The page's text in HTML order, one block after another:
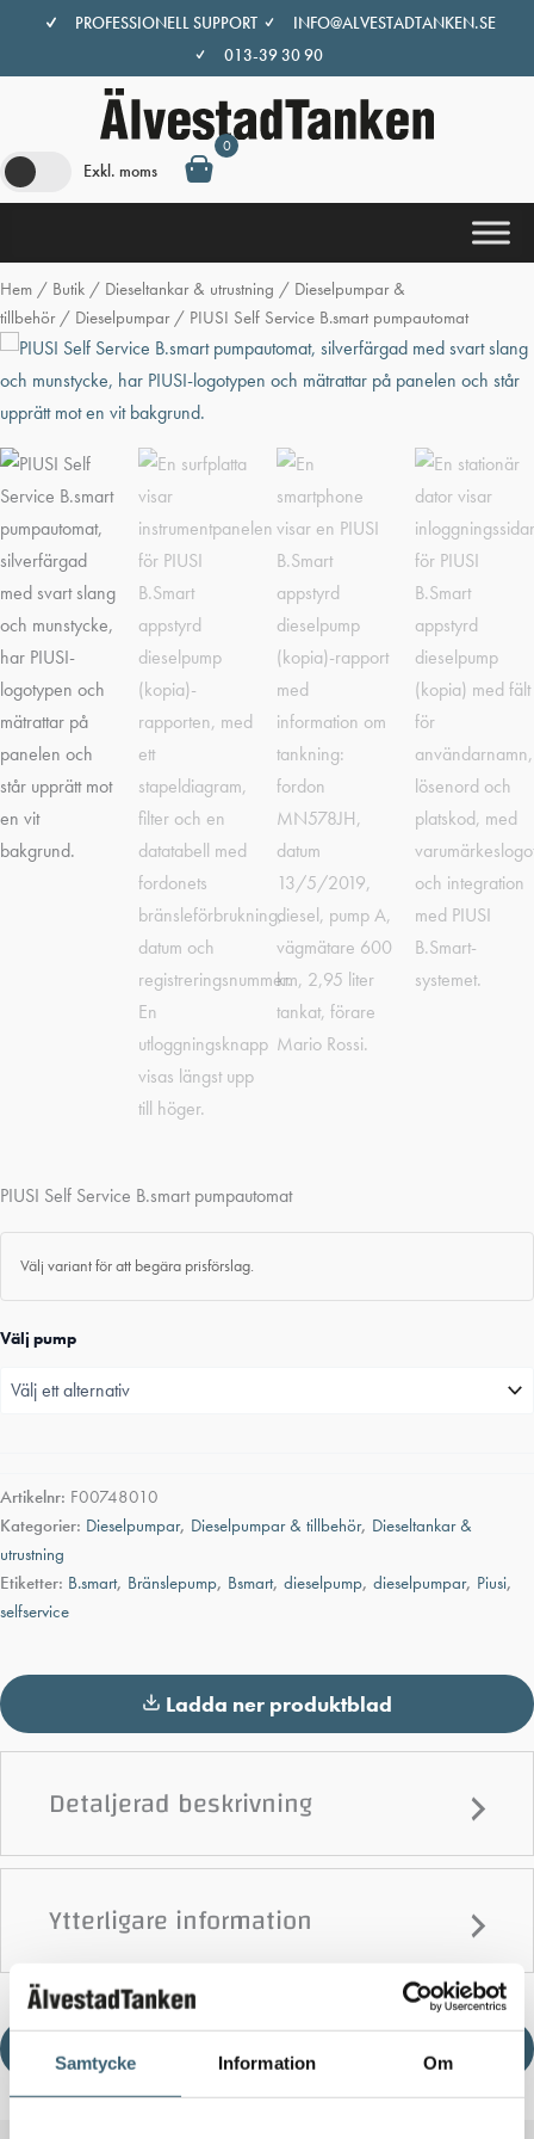
Samtycke Information Om
innehåll
PROFESSIONELL SUPPORT
INFO@ALVESTADTANKEN.SE
013-39 30 90
Exkl. moms
0
Hem / Butik / Dieseltankar & utrustning / Dieselpumpar &
tillbehör/ Dieselpumpar/ PIUSI Self Service B.smart pumpautomat
PIUSI Self Service B.smart pumpautomat
Välj variant för att begära prisförslag.
Välj pump
Artikelnr: F00748010
Kategorier: Dieselpumpar, Dieselpumpar & tillbehör, Dieseltankar &
utrustning
Etiketter: B.smart, Bränslepump, Bsmart, dieselpump, dieselpumpar, Piusi,
selfservice
Ladda ner produktblad
Detaljerad beskrivning
Ytterligare information
Ladda ner produktblad